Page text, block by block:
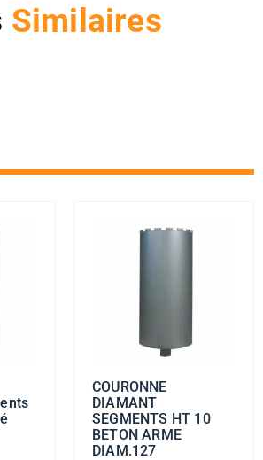
Similaires
COURONNE
DIAMANT
SEGMENTS HT 10
BETON ARME
DIAM.127